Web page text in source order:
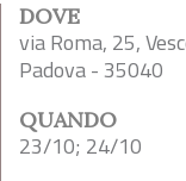
DOVE
via Roma, 25,
Padova - 35040
QUANDO
23/10; 24/10